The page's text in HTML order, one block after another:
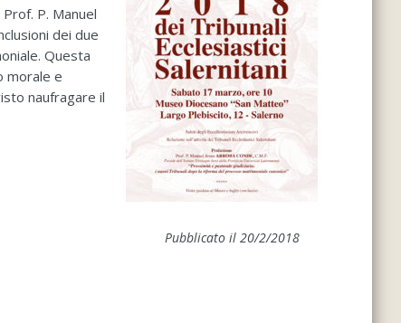
P. Manuel
dei due
Questa
morale e
naufragare il
Pubblicato il 20/2/2018